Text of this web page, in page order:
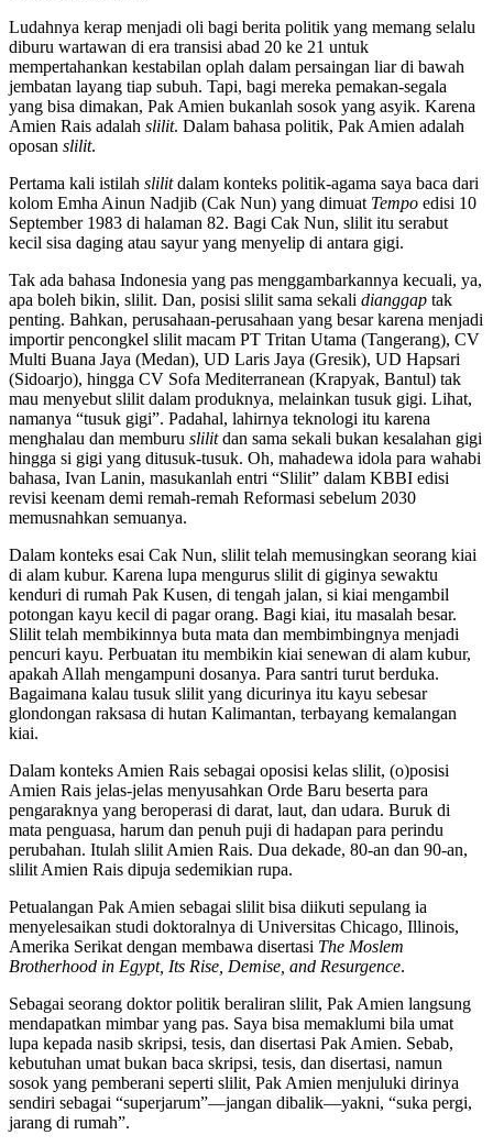
Ludahnya kerap menjadi oli bagi berita politik yang memang selalu
diburu wartawan di era transisi abad 20 ke 21 untuk
mempertahankan kestabilan oplah dalam persaingan liar di bawah
jembatan layang tiap subuh. Tapi, bagi mereka pemakan-segala
yang bisa dimakan, Pak Amien bukanlah sosok yang asyik. Karena
Amien Rais adalah slilit. Dalam bahasa politik, Pak Amien adalah
oposan slilit.
Pertama kali istilah slilitdalam konteks politik-agama saya baca dari
kolom Emha Ainun Nadjib (Cak Nun) yang dimuat Tempo edisi 10
September 1983 di halaman 82. Bagi Cak Nun, slilit itu serabut
kecil sisa daging atau sayur yang menyelip di antara gigi.
Tak ada bahasa Indonesia yang pas menggambarkannya kecuali, ya,
apa boleh bikin, slilit. Dan, posisi slilit sama sekali dianggap tak
penting. Bahkan, perusahaan-perusahaan yang besar karena menjadi
importir pencongkel slilit macam PT Tritan Utama (Tangerang), CV
Multi Buana Jaya (Medan), UD Laris Jaya (Gresik), UD Hapsari
(Sidoarjo), hingga CV Sofa Mediterranean (Krapyak, Bantul) tak
mau menyebut slilit dalam produknya, melainkan tusuk gigi. Lihat,
namanya “tusuk gigi”. Padahal, lahirnya teknologi itu karena
menghalau dan memburu slilitdan sama sekali bukan kesalahan gigi
hingga si gigi yang ditusuk-tusuk. Oh, mahadewa idola para wahabi
bahasa, Ivan Lanin, masukanlah entri “Slilit” dalam KBBI edisi
revisi keenam demi remah-remah Reformasi sebelum 2030
memusnahkan semuanya.
Dalam konteks esai Cak Nun, slilit telah memusingkan seorang kiai
di alam kubur. Karena lupa mengurus slilit di giginya sewaktu
kenduri di rumah Pak Kusen, di tengah jalan, si kiai mengambil
potongan kayu kecil di pagar orang. Bagi kiai, itu masalah besar.
Slilit telah membikinnya buta mata dan membimbingnya menjadi
pencuri kayu. Perbuatan itu membikin kiai senewan di alam kubur,
apakah Allah mengampuni dosanya. Para santri turut berduka.
Bagaimana kalau tusuk slilit yang dicurinya itu kayu sebesar
glondongan raksasa di hutan Kalimantan, terbayang kemalangan
kiai.
Dalam konteks Amien Rais sebagai oposisi kelas slilit, (o)posisi
Amien Rais jelas-jelas menyusahkan Orde Baru beserta para
pengaraknya yang beroperasi di darat, laut, dan udara. Buruk di
mata penguasa, harum dan penuh puji di hadapan para perindu
perubahan. Itulah slilit Amien Rais. Dua dekade, 80-an dan 90-an,
slilit Amien Rais dipuja sedemikian rupa.
Petualangan Pak Amien sebagai slilit bisa diikuti sepulang ia
menyelesaikan studi doktoralnya di Universitas Chicago, Illinois,
Amerika Serikat dengan membawa disertasi The Moslem
Brotherhood in Egypt, Its Rise, Demise, and Resurgence.
Sebagai seorang doktor politik beraliran slilit, Pak Amien langsung
mendapatkan mimbar yang pas. Saya bisa memaklumi bila umat
lupa kepada nasib skripsi, tesis, dan disertasi Pak Amien. Sebab,
kebutuhan umat bukan baca skripsi, tesis, dan disertasi, namun
sosok yang pemberani seperti slilit, Pak Amien menjuluki dirinya
sendiri sebagai “superjarum”—jangan dibalik—yakni, “suka pergi,
jarang di rumah”.